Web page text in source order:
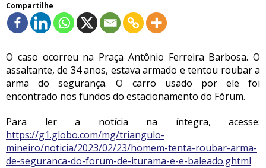
Compartilhe
O caso ocorreu na Praça Antônio Ferreira Barbosa. O
assaltante, de 34 anos, estava armado e tentou roubar a
arma do segurança. O carro usado por ele foi
encontrado nos fundos do estacionamento do Fórum.
Para ler a notícia na íntegra, acesse:
https://g1.globo.com/mg/triangulo-
mineiro/noticia/2023/02/23/homem-tenta-roubar-arma-
de-seguranca-do-forum-de-iturama-e-e-baleado.ghtml